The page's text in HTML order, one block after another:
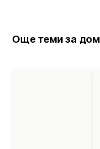
Още теми за дом